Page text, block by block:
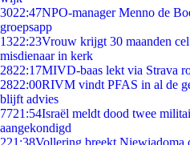
3022:47NPO-manager Menno de
groepsapp
1322:23Vrouw krijgt 30 maanden
misdienaar in kerk
2822:17MIVD-baas lekt via Strava
2822:00RIVM vindt PFAS in al de
blijft advies
7721:54Israël meldt dood twee
aangekondigd
221:38Vollering breekt Niewiadoma